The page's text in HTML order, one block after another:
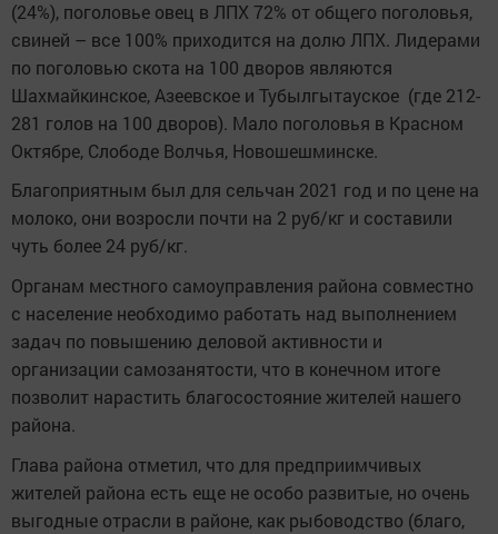
(24%), поголовье овец в ЛПХ 72% от общего поголовья,
свиней – все 100% приходится на долю ЛПХ. Лидерами
по поголовью скота на 100 дворов являются
Шахмайкинское, Азеевское и Тубылгытауское (где 212-
281 голов на 100 дворов). Мало поголовья в Красном
Октябре, Слободе Волчья, Новошешминске.
Благоприятным был для сельчан 2021 год и по цене на
молоко, они возросли почти на 2 руб/кг и составили
чуть более 24 руб/кг.
Органам местного самоуправления района совместно
с население необходимо работать над выполнением
задач по повышению деловой активности и
организации самозанятости, что в конечном итоге
позволит нарастить благосостояние жителей нашего
района.
Глава района отметил, что для предприимчивых
жителей района есть еще не особо развитые, но очень
выгодные отрасли в районе, как рыбоводство (благо,